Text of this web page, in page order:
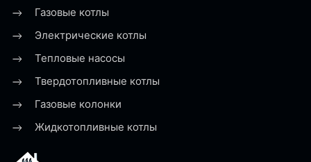
Газовые котлы
Электрические котлы
Тепловые насосы
Твердотопливные котлы
Газовые колонки
Жидкотопливные котлы